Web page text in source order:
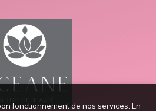
fonctionnement de nos services. En